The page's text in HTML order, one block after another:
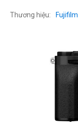
Thương hiệu Fujifilm